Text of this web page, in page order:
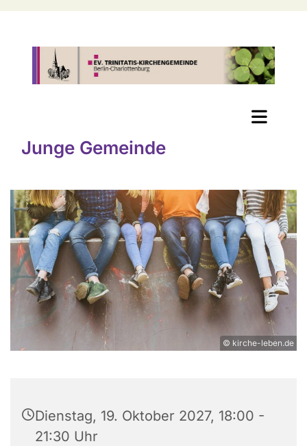
Junge Gemeinde
© kirche-leben.de
Dienstag, 19. Oktober 2027, 18:00 -
21:30 Uhr